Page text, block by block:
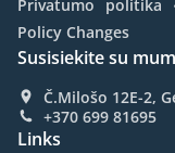
Privatumo politika
Policy Changes
Susisiekite su
Č.Milošo 12E-2,
+370 699 81695
Links